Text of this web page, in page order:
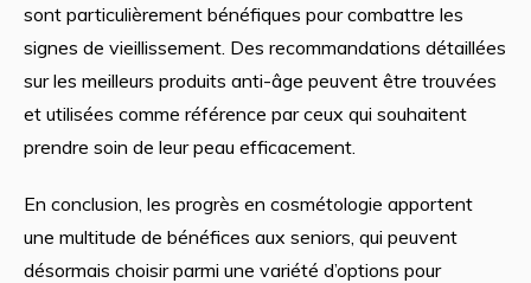
sont particulièrement bénéfiques pour combattre les
signes de vieillissement. Des recommandations détaillées
sur les meilleurs produits anti-âge peuvent être trouvées
et utilisées comme référence par ceux qui souhaitent
prendre soin de leur peau efficacement.
En conclusion, les progrès en cosmétologie apportent
une multitude de bénéfices aux seniors, qui peuvent
désormais choisir parmi une variété d’options pour